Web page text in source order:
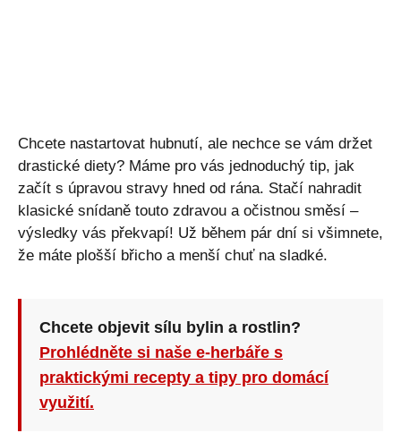
Chcete nastartovat hubnutí, ale nechce se vám držet
drastické diety? Máme pro vás jednoduchý tip, jak
začít s úpravou stravy hned od rána. Stačí nahradit
klasické snídaně touto zdravou a očistnou směsí –
výsledky vás překvapí! Už během pár dní si všimnete,
že máte plošší břicho a menší chuť na sladké.
Chcete objevit sílu bylin a rostlin?
Prohlédněte si naše e-herbáře s
praktickými recepty a tipy pro domácí
využití.